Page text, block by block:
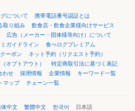
について
携帯電話番号認証とは
取り組み
飲食店・飲食企業様向けサービス
広告（メーカー・団体様等向け）について
ガイドライン
食べログプレミアム
ーポン
ネット予約（リクエスト予約）
オプトアウト）
特定商取引法に基づく表記
わせ 採用情報 企業情報
キーワード一覧
マップ
チェーン一覧
体中文 繁體中文 한국어 日本語